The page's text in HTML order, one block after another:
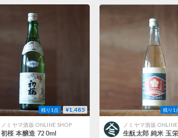
残り1点 ¥1,485
ノミヤマ酒販 ONLINE SHOP
初桜 本醸造 720ml
残り1
ノミヤマ酒販